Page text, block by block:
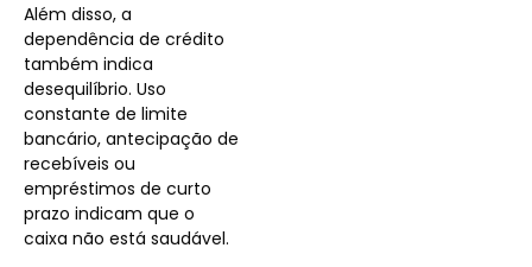
Além disso, a
dependência de crédito
também indica
desequilíbrio. Uso
constante de limite
bancário, antecipação de
recebíveis ou
empréstimos de curto
prazo indicam que o
caixa não está saudável.